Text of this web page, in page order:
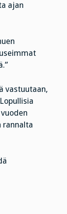
ajan
vastuutaan,
rannalta